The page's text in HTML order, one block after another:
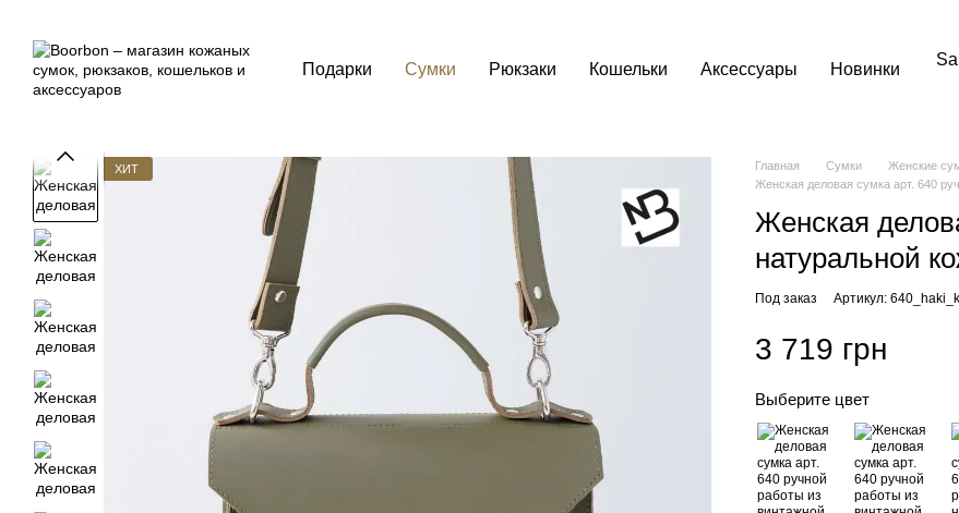
Подарки Сумки Рюкзаки Кошельки Аксессуары Новинки
ХИТ Главная Сумки Женские
Женская деловая сумка арт. 640
Женская
натуральной
Под заказ Артикул:
3 719 грн
Выберите цвет